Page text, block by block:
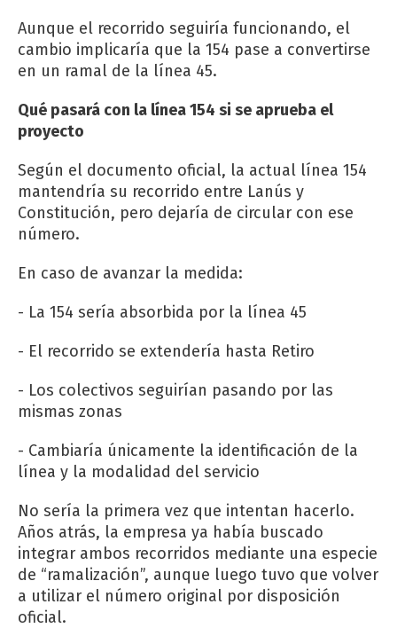
Aunque el recorrido seguiría funcionando, el
cambio implicaría que la 154 pase a convertirse
en un ramal de la línea 45.
Qué pasará con la línea 154 si se aprueba el
proyecto
Según el documento oficial, la actual línea 154
mantendría su recorrido entre Lanús y
Constitución, pero dejaría de circular con ese
número.
En caso de avanzar la medida:
- La 154 sería absorbida por la línea 45
- El recorrido se extendería hasta Retiro
- Los colectivos seguirían pasando por las
mismas zonas
- Cambiaría únicamente la identificación de la
línea y la modalidad del servicio
No sería la primera vez que intentan hacerlo.
Años atrás, la empresa ya había buscado
integrar ambos recorridos mediante una especie
de “ramalización”, aunque luego tuvo que volver
a utilizar el número original por disposición
oficial.